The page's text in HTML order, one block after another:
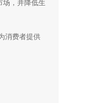
场，并降低生
消费者提供